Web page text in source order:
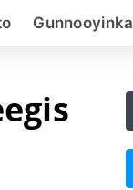
Gunnooyinka